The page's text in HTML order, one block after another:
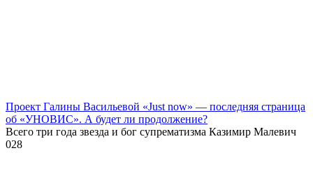
Проект Галины Васильевой «Just now» — последняя страница
об «УНОВИС». А будет ли продолжение?
Всего три года звезда и бог супрематизма Казимир Малевич
028